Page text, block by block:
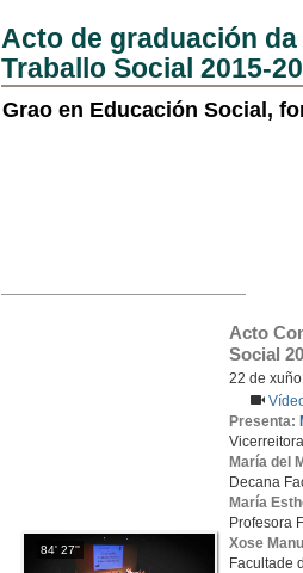
Acto de graduación
Traballo Social 2015-
Grao en Educación Social,
84' 27''
Acto
Social
22 de
Presenta:
María del
Decana
María
Profesora
Xose
Facultade